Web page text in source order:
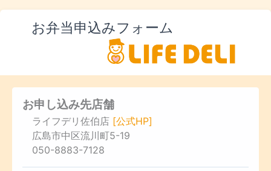
お弁当申込みフォーム
お申し込み先店舗
ライフデリ佐伯店 [公式HP]
広島市中区流川町5-19
050-8883-7128